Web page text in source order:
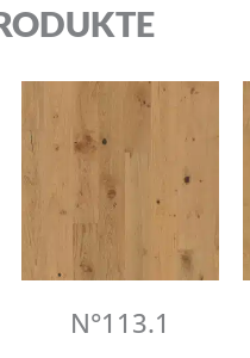
N°113.1